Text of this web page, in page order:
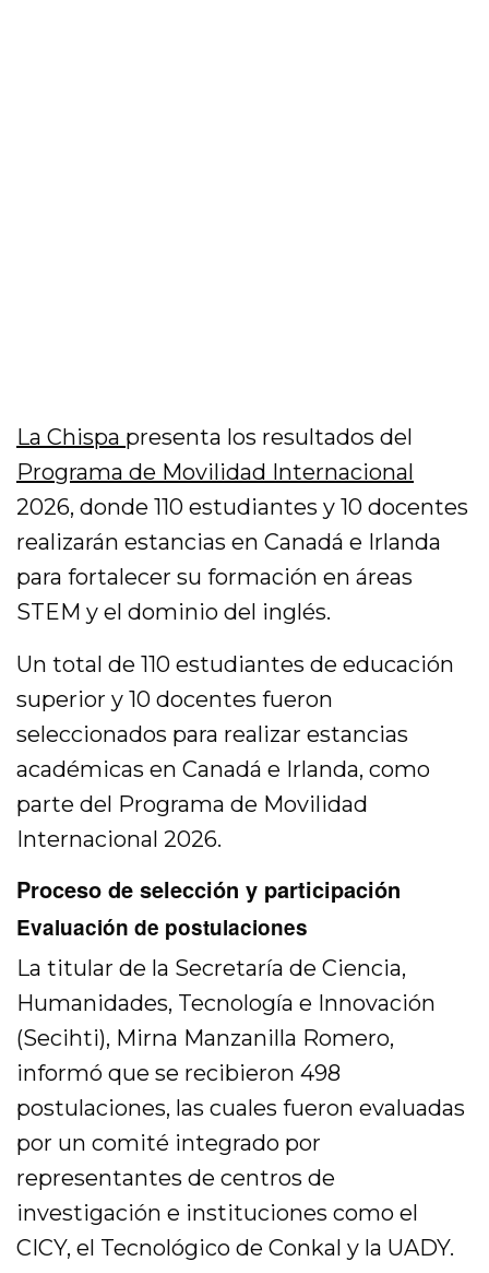
La Chispa presenta los resultados del
Programa de Movilidad Internacional
2026, donde 110 estudiantes y 10 docentes
realizarán estancias en Canadá e Irlanda
para fortalecer su formación en áreas
STEM y el dominio del inglés.
Un total de 110 estudiantes de educación
superior y 10 docentes fueron
seleccionados para realizar estancias
académicas en Canadá e Irlanda, como
parte del Programa de Movilidad
Internacional 2026.
Proceso de selección y participación
Evaluación de postulaciones
La titular de la Secretaría de Ciencia,
Humanidades, Tecnología e Innovación
(Secihti), Mirna Manzanilla Romero,
informó que se recibieron 498
postulaciones, las cuales fueron evaluadas
por un comité integrado por
representantes de centros de
investigación e instituciones como el
CICY, el Tecnológico de Conkal y la UADY.